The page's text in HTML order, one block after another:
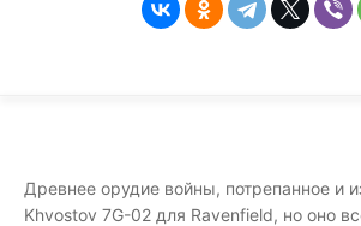
Древнее орудие войны, потрепанное и
Khvostov 7G-02 для Ravenfield, но оно